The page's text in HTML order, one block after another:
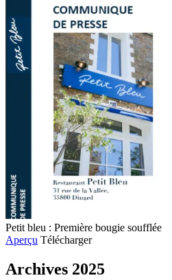
Petit bleu : Première bougie soufflée
Aperçu Télécharger
Archives 2025